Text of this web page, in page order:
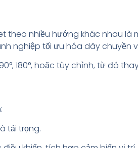
theo nhiều hướng khác nhau
nghiệp tối ưu hóa dây chuyền
180°, hoặc tùy chỉnh, từ đó
tải trọng.